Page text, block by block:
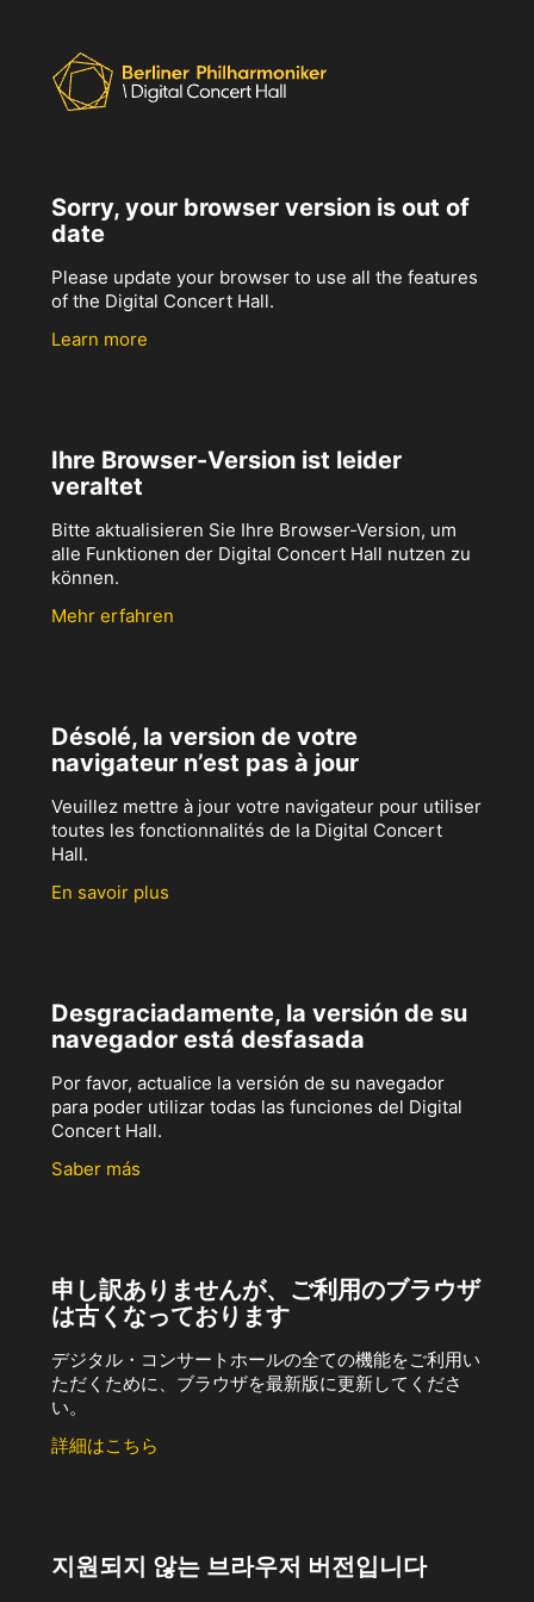
Sorry, your browser version is out of
date
Please update your browser to use all the features
of the Digital Concert Hall.
Learn more
Ihre Browser-Version ist leider
veraltet
Bitte aktualisieren Sie Ihre Browser-Version, um
alle Funktionen der Digital Concert Hall nutzen zu
können.
Mehr erfahren
Désolé, la version de votre
navigateur n’est pas à jour
Veuillez mettre à jour votre navigateur pour utiliser
toutes les fonctionnalités de la Digital Concert
Hall.
En savoir plus
Desgraciadamente, la versión de su
navegador está desfasada
Por favor, actualice la versión de su navegador
para poder utilizar todas las funciones del Digital
Concert Hall.
Saber más
申し訳ありませんが、ご利用のブラウザ
は古くなっております
デジタル・コンサートホールの全ての機能をご利用い
ただくために、ブラウザを最新版に更新してくださ
い。
詳細はこちら
지원되지 않는 브라우저 버전입니다